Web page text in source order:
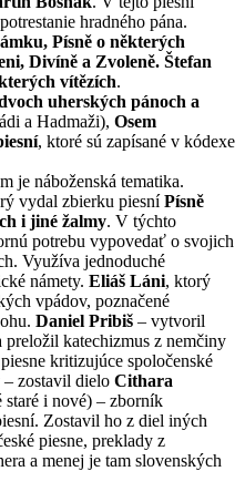
hradného pána.
Písně o některých
Divíně a Zvoleně. Štefan
vítězích.
uherských pánoch a
a Hadmaži), Osem
, ktoré sú zapísané v kódexe
je náboženská tematika.
vydal zbierku piesníPísně
i jiné žalmy. V týchto
potrebu vypovedať o svojich
Využíva jednoduché
námety. Eliáš Láni, ktorý
vpádov, poznačené
Daniel Pribiš – vytvoril
katechizmus z nemčiny
kritizujúce spoločenské
– zostavil dielo Cithara
staré i nové) – zborník
Zostavil ho z diel iných
piesne, preklady z
a menej je tam slovenských